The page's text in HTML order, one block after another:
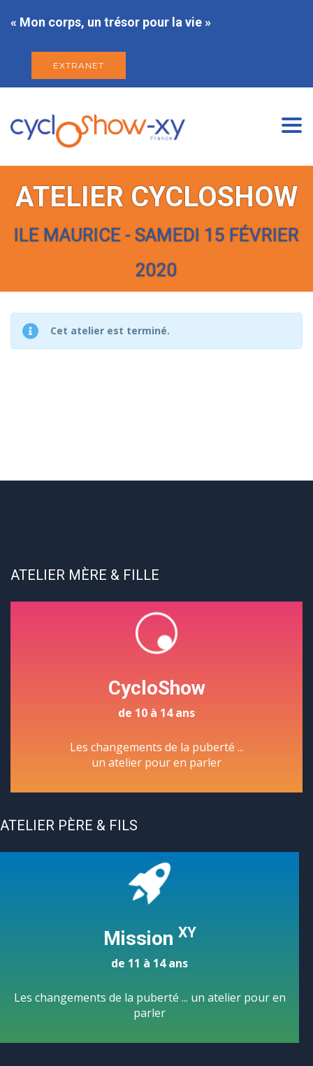
« Mon corps, un trésor pour la vie »
EXTRANET
ATELIER CYCLOSHOW
ILE MAURICE - SAMEDI 15 FÉVRIER
2020
Cet atelier est terminé.
ATELIER MÈRE & FILLE
CycloShow
de 10 à 14 ans
Les changements de la puberté ...
un atelier pour en parler
ATELIER PÈRE & FILS
Mission XY
de 11 à 14 ans
Les changements de la puberté ... un atelier pour en
parler